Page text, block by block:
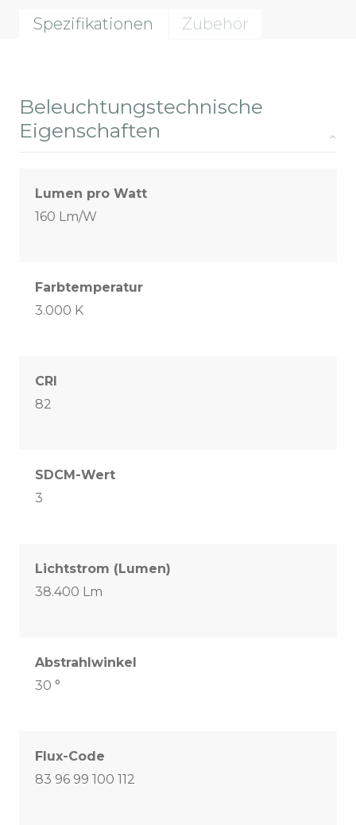
Spezifikationen Zubehör
Beleuchtungstechnische
Eigenschaften
Lumen pro Watt
160 Lm/W
Farbtemperatur
3.000 K
CRI
82
SDCM-Wert
3
Lichtstrom (Lumen)
38.400 Lm
Abstrahlwinkel
30 °
Flux-Code
83 96 99 100 112